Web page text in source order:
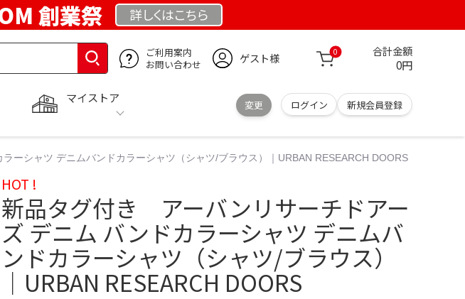
創業祭 詳しくはこちら
ご利用案内
お問い合わせ
ゲスト様 0 合計金額
0円
マイストア
変更 ログイン 新規会員登録
ーシャツ デニムバンドカラーシャツ（シャツ/ブラウス）｜URBAN RESEARCH DOORS
HOT !
新品タグ付き アーバンリサーチドアー
ズ デニム バンドカラーシャツ デニムバ
ンドカラーシャツ（シャツ/ブラウス）
｜URBAN RESEARCH DOORS